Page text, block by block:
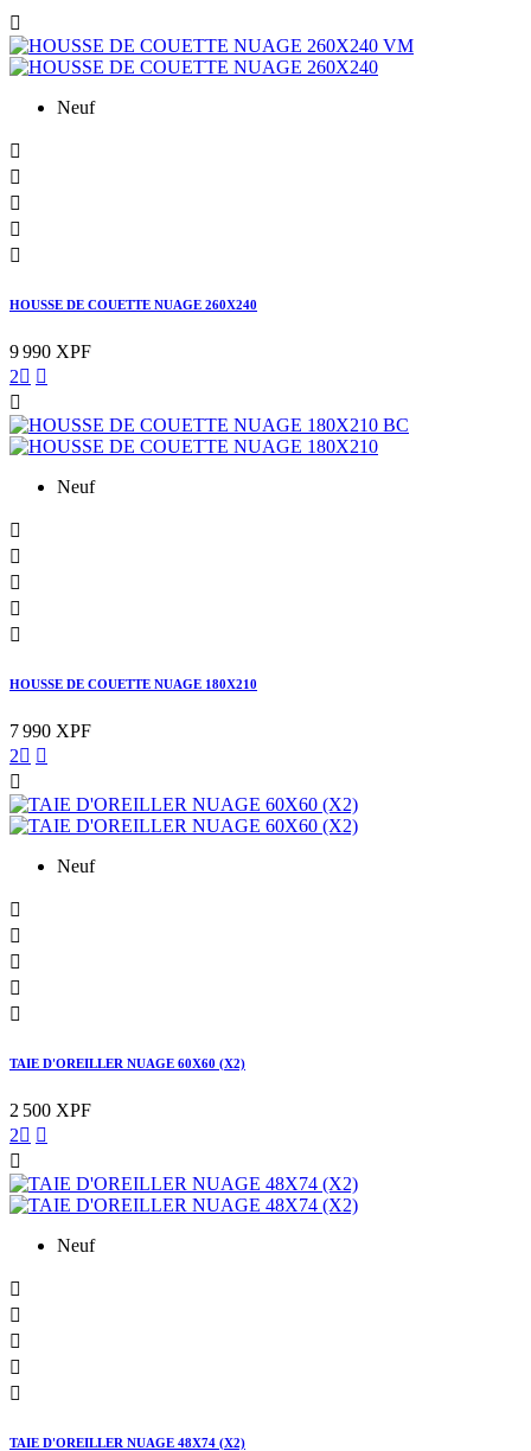

Neuf





HOUSSE DE COUETTE NUAGE 260X240
9 990 XPF
2 

Neuf





HOUSSE DE COUETTE NUAGE 180X210
7 990 XPF
2 

Neuf





TAIE D'OREILLER NUAGE 60X60 (X2)
2 500 XPF
2 

Neuf





TAIE D'OREILLER NUAGE 48X74 (X2)